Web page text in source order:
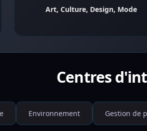
Art, Culture, Design, Mode
Centres
Environnement Gestion de